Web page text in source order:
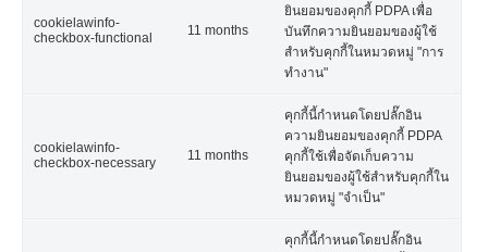
cookielawinfo-
checkbox-functional
11 months
ยินยอมของคุกกี้ PDPA เพื่อ
บันทึกความยินยอมของผู้ใช้
สำหรับคุกกี้ในหมวดหมู่ "การ
ทำงาน"
cookielawinfo-
checkbox-necessary
11 months
คุกกี้นี้กำหนดโดยปลั๊กอิน
ความยินยอมของคุกกี้ PDPA
คุกกี้ใช้เพื่อจัดเก็บความ
ยินยอมของผู้ใช้สำหรับคุกกี้ใน
หมวดหมู่ "จำเป็น"
คุกกี้นี้กำหนดโดยปลั๊กอิน